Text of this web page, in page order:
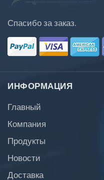
Спасибо за заказ.
ИНФОРМАЦИЯ
Главный
Компания
Продукты
Новости
Доставка